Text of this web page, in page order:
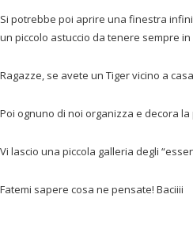
Si potrebbe poi aprire una finestra
un piccolo astuccio da tenere sempre in
Ragazze, se avete un Tiger vicino a
Poi ognuno di noi organizza e decora
Vi lascio una piccola galleria degli
Fatemi sapere cosa ne pensate! Baciiii